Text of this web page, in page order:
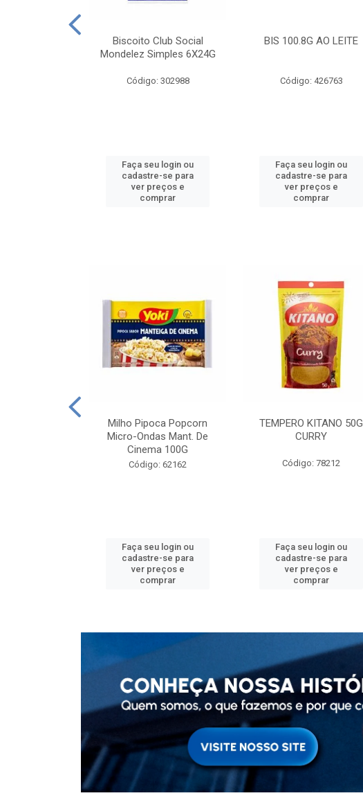
Biscoito Club Social
Mondelez Simples 6X24G
Código: 302988
Faça seu login ou
cadastre-se para
ver preços e
comprar
BIS 100.8G AO LEITE
Código: 426763
Faça seu login ou
cadastre-se para
ver preços e
comprar
Milho Pipoca Popcorn
Micro-Ondas Mant. De
Cinema 100G
Código: 62162
Faça seu login ou
cadastre-se para
ver preços e
comprar
TEMPERO KITANO 50G
CURRY
Código: 78212
Faça seu login ou
cadastre-se para
ver preços e
comprar